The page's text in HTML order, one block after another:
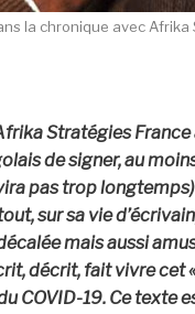
la chronique avec
Stratégies
de signer, au
pas trop
sur sa vie
mais aussi
décrit, fait vivre cet
COVID-19. Ce texte